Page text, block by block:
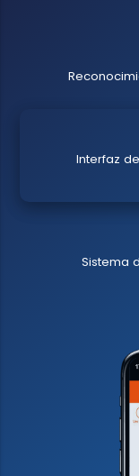
Interfaz
Sistema